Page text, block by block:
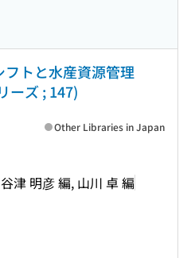
フトと水産資源管理
ーズ ; 147)
津 明彦 編, 山川 卓 編
Other Libraries in Japan